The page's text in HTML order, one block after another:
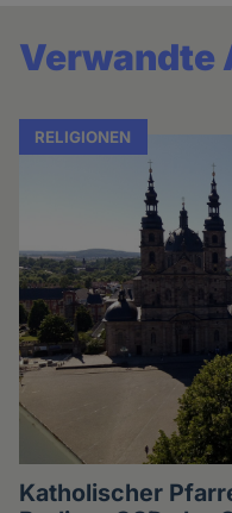
Verwandte
RELIGIONEN
Katholischer